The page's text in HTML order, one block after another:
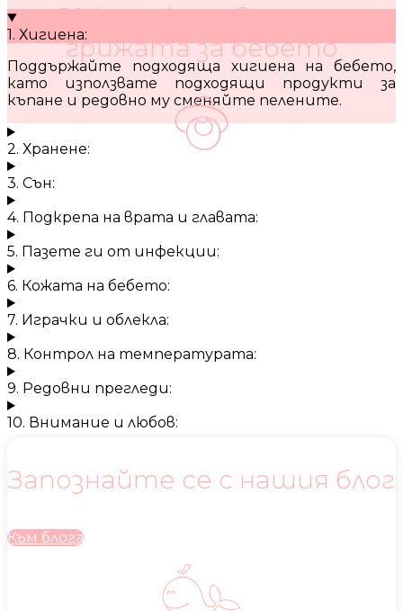
10 кратки съвета за
грижата за бебето
1. Хигиена:
Поддържайте подходяща хигиена на бебето,
като използвате подходящи продукти за
къпане и редовно му сменяйте пелените.
2. Хранене:
3. Сън:
4. Подкрепа на врата и главата:
5. Пазете ги от инфекции:
6. Кожата на бебето:
7. Играчки и облекла:
8. Контрол на температурата:
9. Редовни прегледи:
10. Внимание и любов:
Запознайте се с нашия блог
Към блога